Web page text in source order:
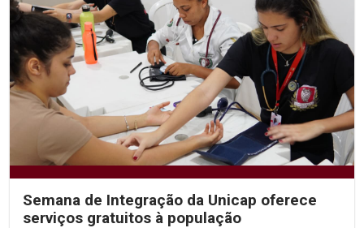
Semana de Integração da Unicap oferece
serviços gratuitos à população